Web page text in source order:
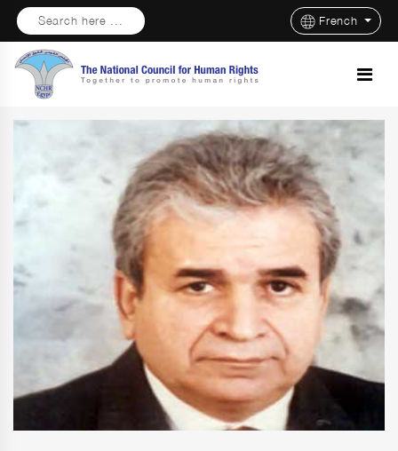
Search here ... French